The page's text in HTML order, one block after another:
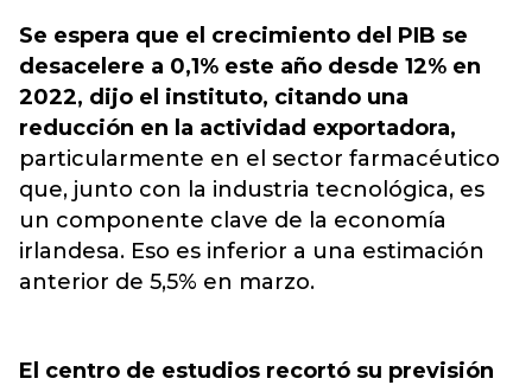
Se espera que el crecimiento del PIB se
desacelere a 0,1% este año desde 12% en
2022, dijo el instituto, citando una
reducción en la actividad exportadora,
particularmente en el sector farmacéutico
que, junto con la industria tecnológica, es
un componente clave de la economía
irlandesa. Eso es inferior a una estimación
anterior de 5,5% en marzo.
El centro de estudios recortó su previsión